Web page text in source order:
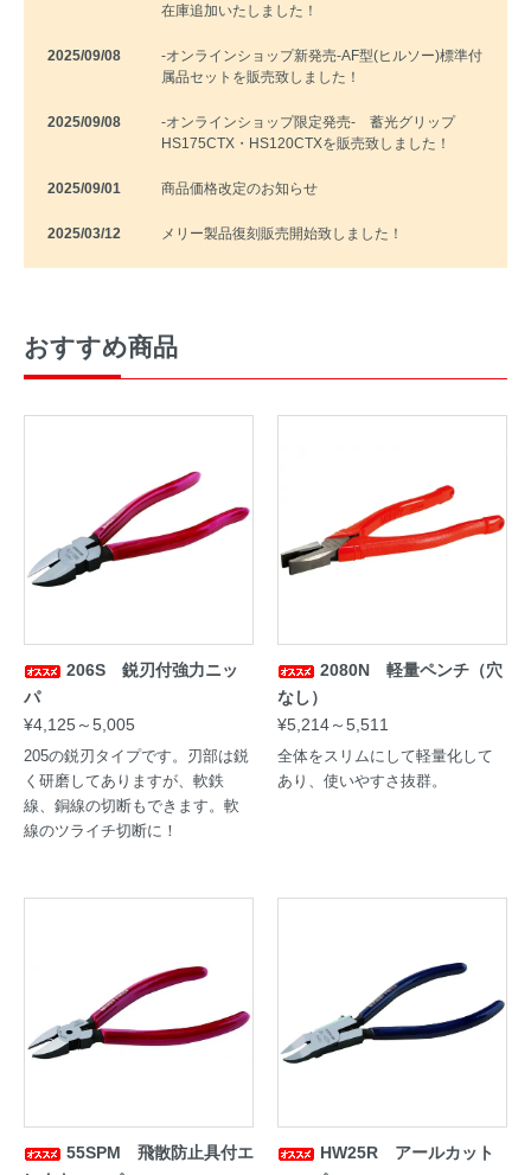
在庫追加いたしました！
2025/09/08
-オンラインショップ新発売-AF型(ヒルソー)標準付
属品セットを販売致しました！
2025/09/08
-オンラインショップ限定発売- 蓄光グリップ
HS175CTX・HS120CTXを販売致しました！
2025/09/01 商品価格改定のお知らせ
2025/03/12 メリー製品復刻販売開始致しました！
おすすめ商品
206S 鋭刃付強力ニッ
パ
¥4,125～5,005
205の鋭刃タイプです。刃部は鋭
く研磨してありますが、軟鉄
線、銅線の切断もできます。軟
線のツライチ切断に！
2080N 軽量ペンチ（穴
なし）
¥5,214～5,511
全体をスリムにして軽量化して
あり、使いやすさ抜群。
55SPM 飛散防止具付エ
HW25R アールカット